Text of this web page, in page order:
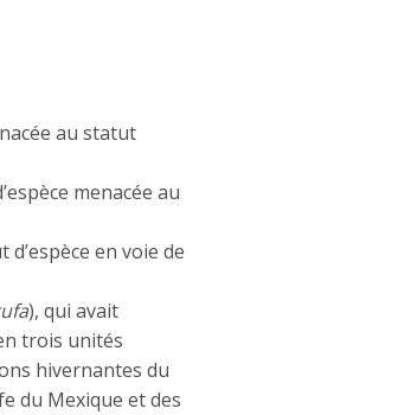
au statut
menacée au
en voie de
), qui avait
trois unités
hivernantes du
du Mexique et des